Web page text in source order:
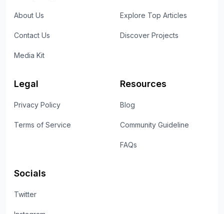
About Us
Contact Us
Media Kit
Explore Top Articles
Discover Projects
Legal
Privacy Policy
Terms of Service
Resources
Blog
Community Guideline
FAQs
Socials
Twitter